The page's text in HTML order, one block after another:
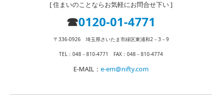
[ 住まいのことならお気軽にお問合せ下い ]
☎0120-01-4771
〒336-0926 埼玉県さいたま市緑区東浦和2－3－9
TEL：048－810-4771 FAX：048－810-4774
E‐MAIL： e-em@nifty.com